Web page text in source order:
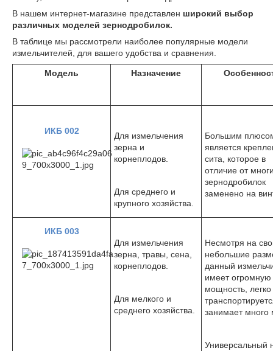
В нашем интернет-магазине представлен широкий выбор
различных моделей зернодробилок.
В таблице мы рассмотрели наиболее популярные модели
измельчителей, для вашего удобства и сравнения.
​Модель Назначение
ИКБ 002
Для измельчения
зерна и
корнеплодов.
Для среднего и
крупного хозяйства.
Большим
является
сита, которое в
отличие от
зернодробилок
заменено на
ИКБ 003
Для измельчения
зерна, травы, сена,
корнеплодов.
Для мелкого и
среднего хозяйства.
Несмотря на
небольшие
данный
имеет огромную
мощность, легко
занимает много
Универсальный